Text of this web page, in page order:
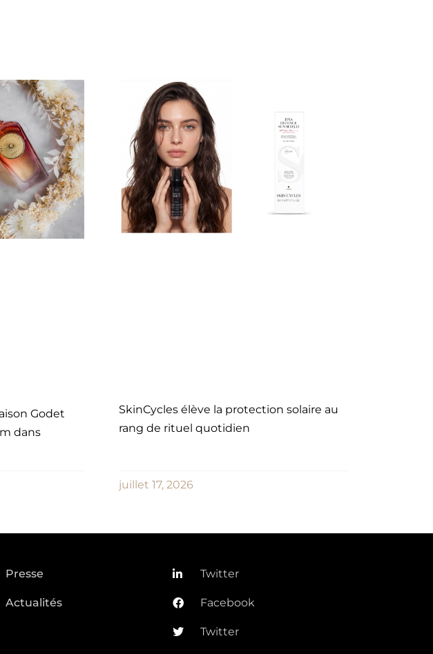
Godet
dans
SkinCycles élève la protection solaire au
rang de rituel quotidien
juillet 17, 2026
Presse
Actualités
Twitter
Facebook
Twitter